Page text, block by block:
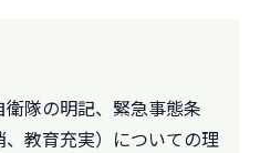
隊の明記、緊急事態条
教育充実）についての理